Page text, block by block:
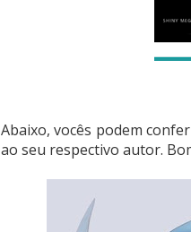
Abaixo, vocês podem
ao seu respectivo autor.